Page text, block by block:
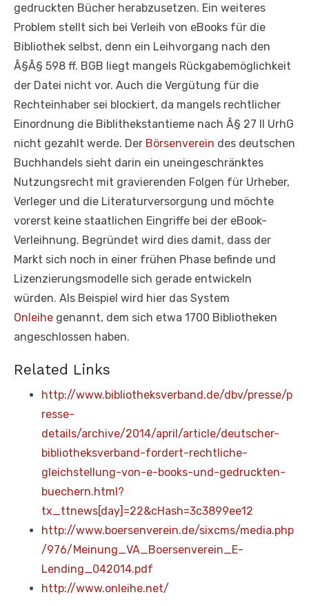
gedruckten Bücher herabzusetzen. Ein weiteres
Problem stellt sich bei Verleih von eBooks für die
Bibliothek selbst, denn ein Leihvorgang nach den
Â§Â§ 598 ff. BGB liegt mangels Rückgabemöglichkeit
der Datei nicht vor. Auch die Vergütung für die
Rechteinhaber sei blockiert, da mangels rechtlicher
Einordnung die Biblithekstantieme nach Â§ 27 II UrhG
nicht gezahlt werde. Der Börsenverein des deutschen
Buchhandels sieht darin ein uneingeschränktes
Nutzungsrecht mit gravierenden Folgen für Urheber,
Verleger und die Literaturversorgung und möchte
vorerst keine staatlichen Eingriffe bei der eBook-
Verleihnung. Begründet wird dies damit, dass der
Markt sich noch in einer frühen Phase befinde und
Lizenzierungsmodelle sich gerade entwickeln
würden. Als Beispiel wird hier das System
Onleihe genannt, dem sich etwa 1700 Bibliotheken
angeschlossen haben.
Related Links
http://www.bibliotheksverband.de/dbv/presse/p
resse-
details/archive/2014/april/article/deutscher-
bibliotheksverband-fordert-rechtliche-
gleichstellung-von-e-books-und-gedruckten-
buechern.html?
tx_ttnews[day]=22&cHash=3c3899ee12
http://www.boersenverein.de/sixcms/media.php
/976/Meinung_VA_Boersenverein_E-
Lending_042014.pdf
http://www.onleihe.net/